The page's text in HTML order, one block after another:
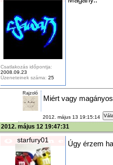
Csatlakozás időpontja:
2008.09.23
Üzeneteinek száma: 25
Rajzoló
Miért vagy
2012. május 13 19:15:14
2012. május 12 19:47:31
starfury01 Úgy érzem